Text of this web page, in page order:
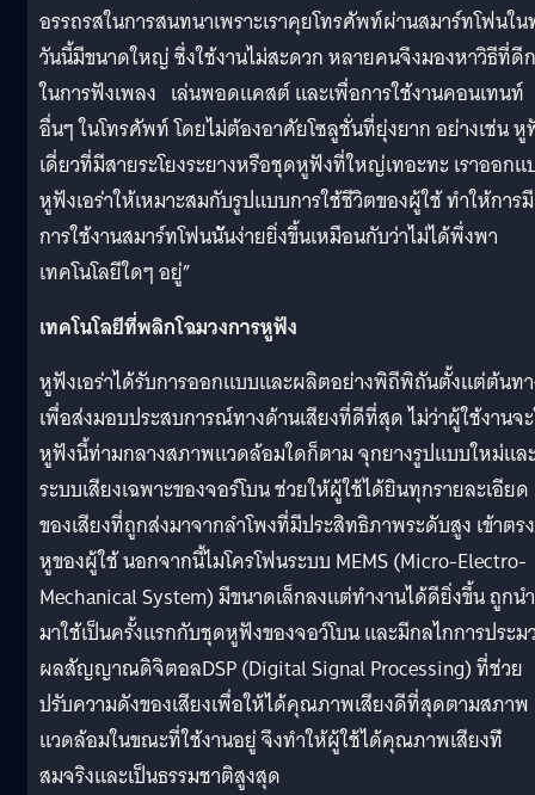
อรรถรสในการสนทนาเพราะเราคุยโทรศัพท์ผ่านสมาร์ทโฟนใ
วันนี้มีขนาดใหญ่ ซึ่งใช้งานไม่สะดวก หลายคนจึงมองหาวิธีที่ดี
ในการฟังเพลง เล่นพอดแคสต์ และเพื่อการใช้งานคอนเทนท์
อื่นๆ ในโทรศัพท์ โดยไม่ต้องอาศัยโซลูชั่นที่ยุ่งยาก อย่างเช่น
เดี่ยวที่มีสายระโยงระยางหรือชุดหูฟังที่ใหญ่เทอะทะ เราออกแ
หูฟังเอร่าให้เหมาะสมกับรูปแบบการใช้ชีวิตของผู้ใช้ ทำให้การมี
การใช้งานสมาร์ทโฟนนั้นง่ายยิ่งขึ้นเหมือนกับว่าไม่ได้พึ่งพา
เทคโนโลยีใดๆ อยู่”
เทคโนโลยีที่พลิกโฉมวงการหูฟัง
หูฟังเอร่าได้รับการออกแบบและผลิตอย่างพิถีพิถันตั้งแต่ต้นท
เพื่อส่งมอบประสบการณ์ทางด้านเสียงที่ดีที่สุด ไม่ว่าผู้ใช้งานจ
หูฟังนี้ท่ามกลางสภาพแวดล้อมใดก็ตาม จุกยางรูปแบบใหม่แล
ระบบเสียงเฉพาะของจอร์โบน ช่วยให้ผู้ใช้ได้ยินทุกรายละเอียด
ของเสียงที่ถูกส่งมาจากลำโพงที่มีประสิทธิภาพระดับสูง เข้าตร
หูของผู้ใช้ นอกจากนี้ไมโครโฟนระบบ MEMS (Micro-Electro-
Mechanical System) มีขนาดเล็กลงแต่ทำงานได้ดียิ่งขึ้น ถูกนำ
มาใช้เป็นครั้งแรกกับชุดหูฟังของจอว์โบน และมีกลไกการประม
ผลสัญญาณดิจิตอลDSP (Digital Signal Processing) ที่ช่วย
ปรับความดังของเสียงเพื่อให้ได้คุณภาพเสียงดีที่สุดตามสภาพ
แวดล้อมในขณะที่ใช้งานอยู่ จึงทำให้ผู้ใช้ได้คุณภาพเสียงที
สมจริงและเป็นธรรมชาติสูงสุด